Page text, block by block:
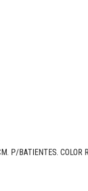
P/BATIENTES. COLOR